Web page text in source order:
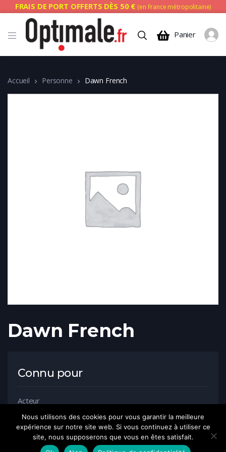
FRAIS DE PORT OFFERTS DÈS 50 € (en France métropolitaine)
Panier
Accueil Personne Dawn French
Dawn French
Connu pour
Acteur
Nous utilisons des cookies pour vous garantir la meilleure
expérience sur notre site web. Si vous continuez à utiliser ce
site, nous supposerons que vous en êtes satisfait.